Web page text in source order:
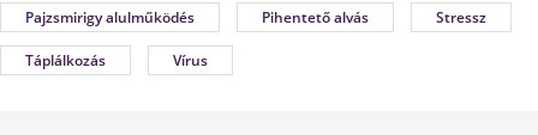
Pajzsmirigy alulműködés Pihentető alvás Stressz
Táplálkozás Vírus